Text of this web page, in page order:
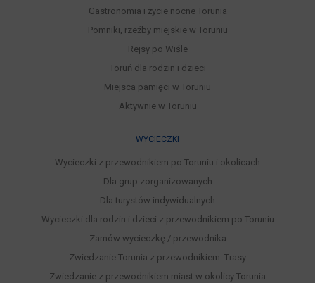
Gastronomia i życie nocne Torunia
Pomniki, rzeźby miejskie w Toruniu
Rejsy po Wiśle
Toruń dla rodzin i dzieci
Miejsca pamięci w Toruniu
Aktywnie w Toruniu
WYCIECZKI
Wycieczki z przewodnikiem po Toruniu i okolicach
Dla grup zorganizowanych
Dla turystów indywidualnych
Wycieczki dla rodzin i dzieci z przewodnikiem po Toruniu
Zamów wycieczkę / przewodnika
Zwiedzanie Torunia z przewodnikiem. Trasy
Zwiedzanie z przewodnikiem miast w okolicy Torunia